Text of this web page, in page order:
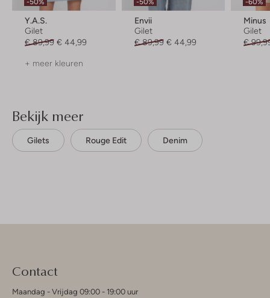
-50%
Y.a.s.
Gilet
€ 89,99 € 44,99
+ meer kleuren
-50%
Envii
Gilet
€ 89,99 € 44,99
-60%
Minus
Gilet
€
Bekijk meer
Gilets Rouge Edit Denim
Contact
Maandag - Vrijdag 09:00 - 19:00 uur